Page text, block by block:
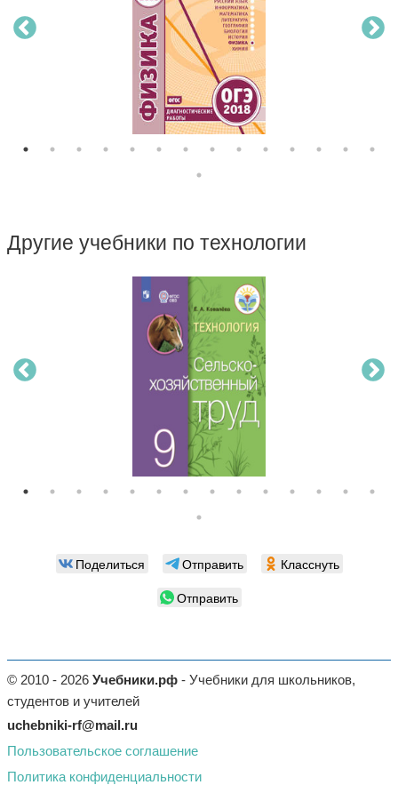
Другие учебники по технологии
Поделиться Отправить
Класснуть
Отправить
© 2010 - 2026 Учебники.рф - Учебники для школьников,
студентов и учителей
uchebniki-rf@mail.ru
Пользовательское соглашение
Политика конфиденциальности